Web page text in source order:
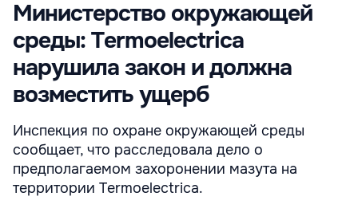
Министерство окружающей
среды: Termoelectrica
нарушила закон и должна
возместить ущерб
Инспекция по охране окружающей среды
сообщает, что расследовала дело о
предполагаемом захоронении мазута на
территории Termoelectrica.